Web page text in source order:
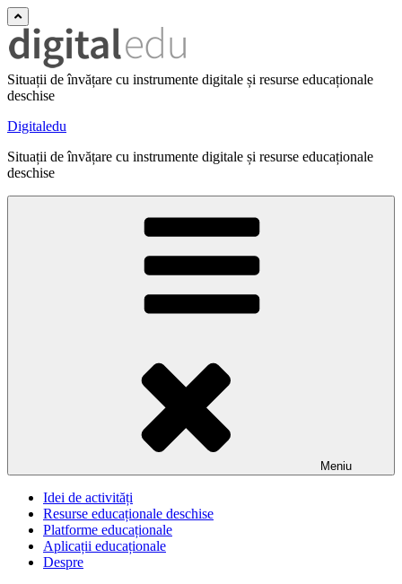
Situații de învățare cu instrumente digitale și resurse educaționale
deschise
Digitaledu
Situații de învățare cu instrumente digitale și resurse educaționale
deschise
Meniu
Idei de activități
Resurse educaționale deschise
Platforme educaționale
Aplicații educaționale
Despre